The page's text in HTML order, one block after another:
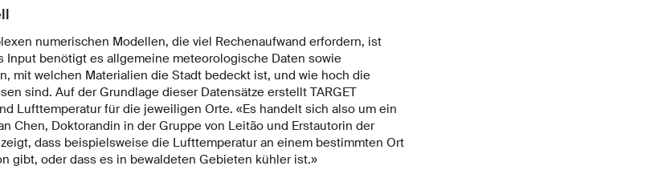
numerischen Modellen, die viel Rechenaufwand erfordern, ist
Input benötigt es allgemeine meteorologische Daten sowie
mit welchen Materialien die Stadt bedeckt ist, und wie hoch die
sind. Auf der Grundlage dieser Datensätze erstellt TARGET
Lufttemperatur für die jeweiligen Orte. «Es handelt sich also um ein
Chen, Doktorandin in der Gruppe von Leitão und Erstautorin der
zeigt, dass beispielsweise die Lufttemperatur an einem bestimmten Ort
gibt, oder dass es in bewaldeten Gebieten kühler ist.»